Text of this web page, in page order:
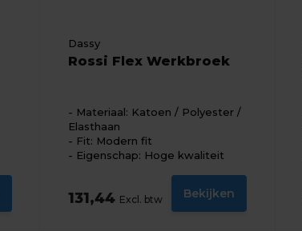
Dassy
Rossi Flex Werkbroek
Materiaal: Katoen / Polyester /
Elasthaan
Fit: Modern fit
Eigenschap: Hoge kwaliteit
131,44 Excl. btw Bekijken